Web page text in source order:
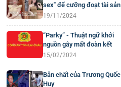
sex" để cưỡng đoạt tài sản
19/11/2024
“Parky” - Thuật ngữ khởi
nguồn gây mất đoàn kết
15/02/2024
Bản chất của Trương Quốc
Huy